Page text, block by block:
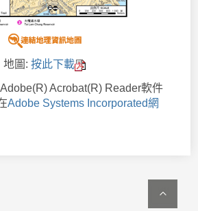
地圖:按此下載
Acrobat(R) Reader軟件
Adobe Systems Incorporated網